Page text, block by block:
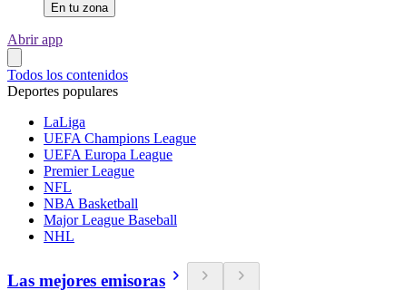
En tu zona
Abrir app
Todos los contenidos
Deportes populares
LaLiga
UEFA Champions League
UEFA Europa League
Premier League
NFL
NBA Basketball
Major League Baseball
NHL
Las mejores emisoras